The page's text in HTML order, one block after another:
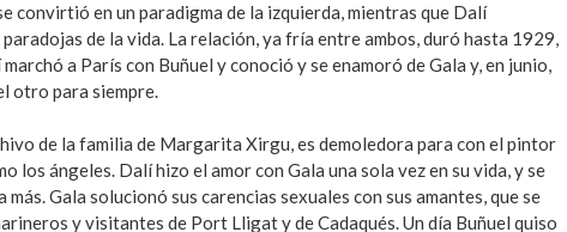
convirtió en un paradigma de la izquierda, mientras que Dalí
de la vida. La relación, ya fría entre ambos, duró hasta 1929,
a París con Buñuel y conoció y se enamoró de Gala y, en junio,
otro para siempre.
de la familia de Margarita Xirgu, es demoledora para con el pintor
los ángeles. Dalí hizo el amor con Gala una sola vez en su vida, y se
Gala solucionó sus carencias sexuales con sus amantes, que se
y visitantes de Port Lligat y de Cadaqués. Un día Buñuel quiso